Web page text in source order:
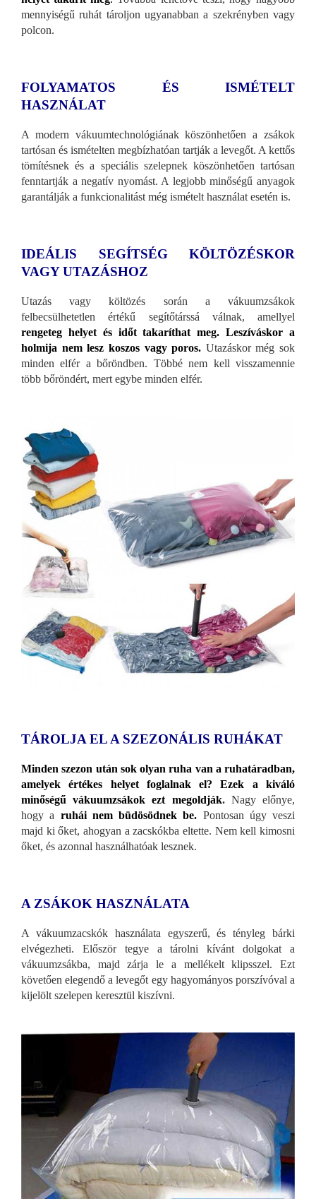
mennyiségű ruhát tároljon ugyanabban a szekrényben vagy
polcon.
FOLYAMATOS ÉS ISMÉTELT
HASZNÁLAT
A modern vákuumtechnológiának köszönhetően a zsákok
tartósan és ismételten megbízhatóan tartják a levegőt. A kettős
tömítésnek és a speciális szelepnek köszönhetően tartósan
fenntartják a negatív nyomást. A legjobb minőségű anyagok
garantálják a funkcionalitást még ismételt használat esetén is.
IDEÁLIS SEGÍTSÉG KÖLTÖZÉSKOR
VAGY UTAZÁSHOZ
Utazás vagy költözés során a vákuumzsákok
felbecsülhetetlen értékű segítőtárssá válnak, amellyel
rengeteg helyet és időt takaríthat meg. Leszíváskor a
holmija nem lesz koszos vagy poros. Utazáskor még sok
minden elfér a bőröndben. Többé nem kell visszamennie
több bőröndért, mert egybe minden elfér.
TÁROLJA EL A SZEZONÁLIS RUHÁKAT
Minden szezon után sok olyan ruha van a ruhatáradban,
amelyek értékes helyet foglalnak el? Ezek a kiváló
minőségű vákuumzsákok ezt megoldják.Nagy előnye,
hogy a ruhái nem büdösödnek be. Pontosan úgy veszi
majd ki őket, ahogyan a zacskókba eltette. Nem kell kimosni
őket, és azonnal használhatóak lesznek.
A ZSÁKOK HASZNÁLATA
A vákuumzacskók használata egyszerű, és tényleg bárki
elvégezheti. Először tegye a tárolni kívánt dolgokat a
vákuumzsákba, majd zárja le a mellékelt klipsszel. Ezt
követően elegendő a levegőt egy hagyományos porszívóval a
kijelölt szelepen keresztül kiszívni.